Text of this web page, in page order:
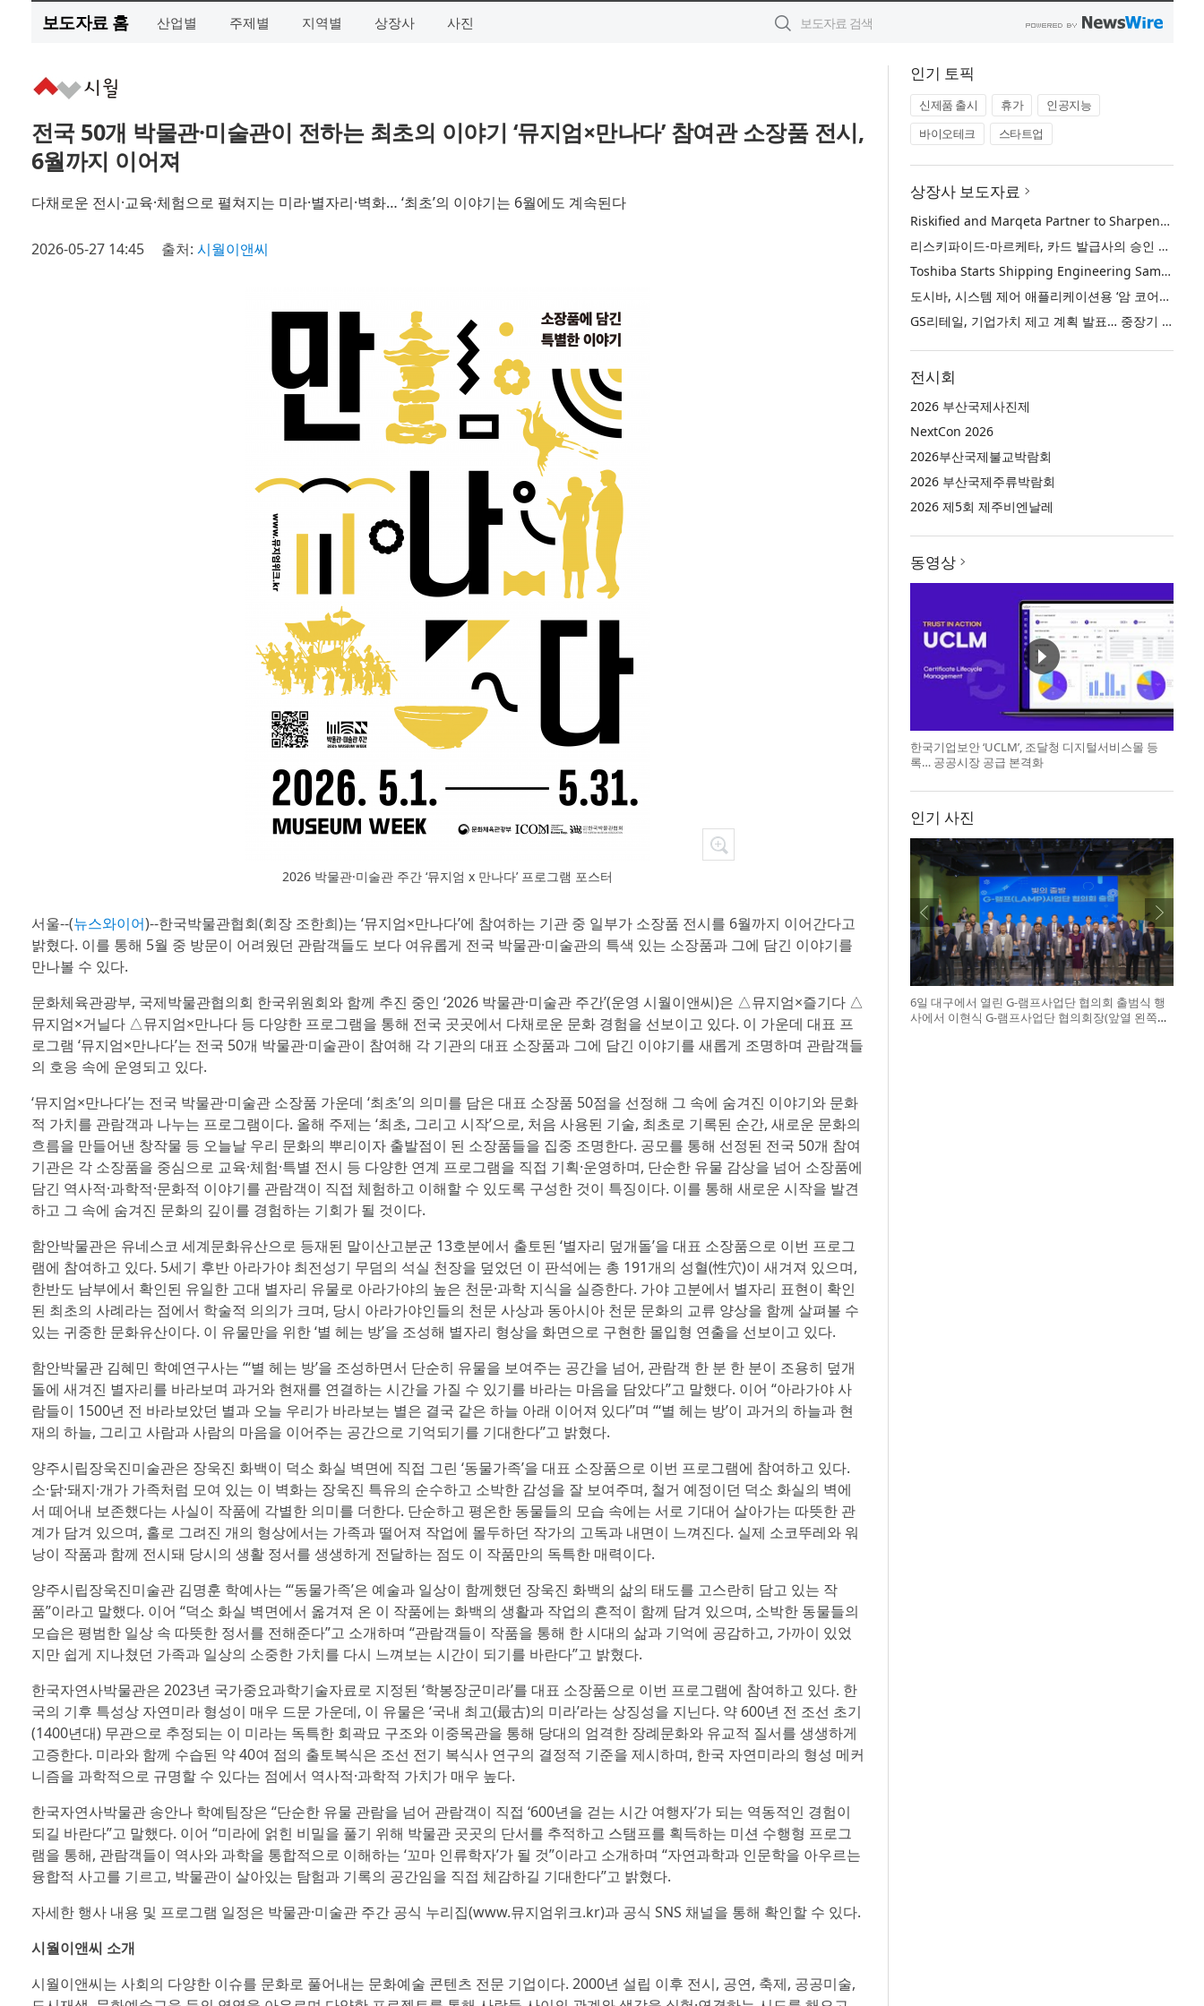
보도자료 홈 산업별 주제별 지역별 상장사 사진
전국 50개 박물관·미술관이 전하는 최초의 이야기 ‘뮤지엄×만나다’ 참여관 소장품 전시,
6월까지 이어져
다채로운 전시·교육·체험으로 펼쳐지는 미라·별자리·벽화… ‘최초’의 이야기는 6월에도 계속된다
2026-05-27 14:45 출처: 시월이앤씨
2026 박물관·미술관 주간 ‘뮤지엄 x 만나다’ 프로그램 포스터
서울--(뉴스와이어)--한국박물관협회(회장 조한희)는 ‘뮤지엄×만나다’에 참여하는 기관 중 일부가 소장품 전시를 6월까지 이어간다고
밝혔다. 이를 통해 5월 중 방문이 어려웠던 관람객들도 보다 여유롭게 전국 박물관·미술관의 특색 있는 소장품과 그에 담긴 이야기를
만나볼 수 있다.
문화체육관광부, 국제박물관협의회 한국위원회와 함께 추진 중인 ‘2026 박물관·미술관 주간’(운영 시월이앤씨)은 △뮤지엄×즐기다 △
뮤지엄×거닐다 △뮤지엄×만나다 등 다양한 프로그램을 통해 전국 곳곳에서 다채로운 문화 경험을 선보이고 있다. 이 가운데 대표 프
로그램 ‘뮤지엄×만나다’는 전국 50개 박물관·미술관이 참여해 각 기관의 대표 소장품과 그에 담긴 이야기를 새롭게 조명하며 관람객들
의 호응 속에 운영되고 있다.
‘뮤지엄×만나다’는 전국 박물관·미술관 소장품 가운데 ‘최초’의 의미를 담은 대표 소장품 50점을 선정해 그 속에 숨겨진 이야기와 문화
적 가치를 관람객과 나누는 프로그램이다. 올해 주제는 ‘최초, 그리고 시작’으로, 처음 사용된 기술, 최초로 기록된 순간, 새로운 문화의
흐름을 만들어낸 창작물 등 오늘날 우리 문화의 뿌리이자 출발점이 된 소장품들을 집중 조명한다. 공모를 통해 선정된 전국 50개 참여
기관은 각 소장품을 중심으로 교육·체험·특별 전시 등 다양한 연계 프로그램을 직접 기획·운영하며, 단순한 유물 감상을 넘어 소장품에
담긴 역사적·과학적·문화적 이야기를 관람객이 직접 체험하고 이해할 수 있도록 구성한 것이 특징이다. 이를 통해 새로운 시작을 발견
하고 그 속에 숨겨진 문화의 깊이를 경험하는 기회가 될 것이다.
함안박물관은 유네스코 세계문화유산으로 등재된 말이산고분군 13호분에서 출토된 ‘별자리 덮개돌’을 대표 소장품으로 이번 프로그
램에 참여하고 있다. 5세기 후반 아라가야 최전성기 무덤의 석실 천장을 덮었던 이 판석에는 총 191개의 성혈(性穴)이 새겨져 있으며,
한반도 남부에서 확인된 유일한 고대 별자리 유물로 아라가야의 높은 천문·과학 지식을 실증한다. 가야 고분에서 별자리 표현이 확인
된 최초의 사례라는 점에서 학술적 의의가 크며, 당시 아라가야인들의 천문 사상과 동아시아 천문 문화의 교류 양상을 함께 살펴볼 수
있는 귀중한 문화유산이다. 이 유물만을 위한 ‘별 헤는 방’을 조성해 별자리 형상을 화면으로 구현한 몰입형 연출을 선보이고 있다.
함안박물관 김혜민 학예연구사는 “‘별 헤는 방’을 조성하면서 단순히 유물을 보여주는 공간을 넘어, 관람객 한 분 한 분이 조용히 덮개
돌에 새겨진 별자리를 바라보며 과거와 현재를 연결하는 시간을 가질 수 있기를 바라는 마음을 담았다”고 말했다. 이어 “아라가야 사
람들이 1500년 전 바라보았던 별과 오늘 우리가 바라보는 별은 결국 같은 하늘 아래 이어져 있다”며 “‘별 헤는 방’이 과거의 하늘과 현
재의 하늘, 그리고 사람과 사람의 마음을 이어주는 공간으로 기억되기를 기대한다”고 밝혔다.
양주시립장욱진미술관은 장욱진 화백이 덕소 화실 벽면에 직접 그린 ‘동물가족’을 대표 소장품으로 이번 프로그램에 참여하고 있다.
소·닭·돼지·개가 가족처럼 모여 있는 이 벽화는 장욱진 특유의 순수하고 소박한 감성을 잘 보여주며, 철거 예정이던 덕소 화실의 벽에
서 떼어내 보존했다는 사실이 작품에 각별한 의미를 더한다. 단순하고 평온한 동물들의 모습 속에는 서로 기대어 살아가는 따뜻한 관
계가 담겨 있으며, 홀로 그려진 개의 형상에서는 가족과 떨어져 작업에 몰두하던 작가의 고독과 내면이 느껴진다. 실제 소코뚜레와 워
낭이 작품과 함께 전시돼 당시의 생활 정서를 생생하게 전달하는 점도 이 작품만의 독특한 매력이다.
양주시립장욱진미술관 김명훈 학예사는 “‘동물가족’은 예술과 일상이 함께했던 장욱진 화백의 삶의 태도를 고스란히 담고 있는 작
품”이라고 말했다. 이어 “덕소 화실 벽면에서 옮겨져 온 이 작품에는 화백의 생활과 작업의 흔적이 함께 담겨 있으며, 소박한 동물들의
모습은 평범한 일상 속 따뜻한 정서를 전해준다”고 소개하며 “관람객들이 작품을 통해 한 시대의 삶과 기억에 공감하고, 가까이 있었
지만 쉽게 지나쳤던 가족과 일상의 소중한 가치를 다시 느껴보는 시간이 되기를 바란다”고 밝혔다.
한국자연사박물관은 2023년 국가중요과학기술자료로 지정된 ‘학봉장군미라’를 대표 소장품으로 이번 프로그램에 참여하고 있다. 한
국의 기후 특성상 자연미라 형성이 매우 드문 가운데, 이 유물은 ‘국내 최고(最古)의 미라’라는 상징성을 지닌다. 약 600년 전 조선 초기
(1400년대) 무관으로 추정되는 이 미라는 독특한 회곽묘 구조와 이중목관을 통해 당대의 엄격한 장례문화와 유교적 질서를 생생하게
고증한다. 미라와 함께 수습된 약 40여 점의 출토복식은 조선 전기 복식사 연구의 결정적 기준을 제시하며, 한국 자연미라의 형성 메커
니즘을 과학적으로 규명할 수 있다는 점에서 역사적·과학적 가치가 매우 높다.
한국자연사박물관 송안나 학예팀장은 “단순한 유물 관람을 넘어 관람객이 직접 ‘600년을 걷는 시간 여행자’가 되는 역동적인 경험이
되길 바란다”고 말했다. 이어 “미라에 얽힌 비밀을 풀기 위해 박물관 곳곳의 단서를 추적하고 스탬프를 획득하는 미션 수행형 프로그
램을 통해, 관람객들이 역사와 과학을 통합적으로 이해하는 ‘꼬마 인류학자’가 될 것”이라고 소개하며 “자연과학과 인문학을 아우르는
융합적 사고를 기르고, 박물관이 살아있는 탐험과 기록의 공간임을 직접 체감하길 기대한다”고 밝혔다.
자세한 행사 내용 및 프로그램 일정은 박물관·미술관 주간 공식 누리집(www.뮤지엄위크.kr)과 공식 SNS 채널을 통해 확인할 수 있다.
시월이앤씨 소개
시월이앤씨는 사회의 다양한 이슈를 문화로 풀어내는 문화예술 콘텐츠 전문 기업이다. 2000년 설립 이후 전시, 공연, 축제, 공공미술,
인기 토픽
신제품 출시 휴가
인공지능
바이오테크
스타트업
상장사 보도자료
Riskified and Marqeta Partner to Sharpen Card Issuer Authorization Decisions and Help Reduce False Declines
리스키파이드-마르케타, 카드 발급사의 승인 판단 정교화 및 오거절 감소 위해 협력
Toshiba Starts Shipping Engineering Samples of TXZ+™ Family Entry‑Class M4V Group, Standard Microcontrollers with Arm® Cortex®‑M4 Core for System Control Applications
도시바, 시스템 제어 애플리케이션용 ‘암 코어텍스-M4’ 코어 탑재 표준 마이크로컨트롤러 TXZ+ 패밀리 엔트리 클래스 ‘M4V 그룹’ 엔지니어링 샘플 출하 개시
GS리테일, 기업가치 제고 계획 발표… 중장기 성장 기반 강화와 주주가치 제고
전시회
2026 부산국제사진제
NextCon 2026
2026부산국제불교박람회
2026 부산국제주류박람회
2026 제5회 제주비엔날레
동영상
한국기업보안 ‘UCLM’, 조달청 디지털서비스몰 등
록… 공공시장 공급 본격화
인기 사진
6일 대구에서 열린 G-램프사업단 협의회 출범식 행
사에서 이현식 G-램프사업단 협의회장(앞열 왼쪽에